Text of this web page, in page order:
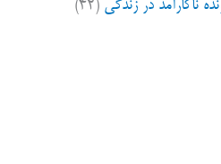
ناکارآمد در زندگی (۴۲)